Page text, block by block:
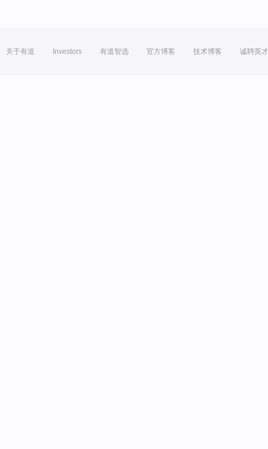
关于有道 Investors 有道智选 官方博客 技术博客 诚聘英才